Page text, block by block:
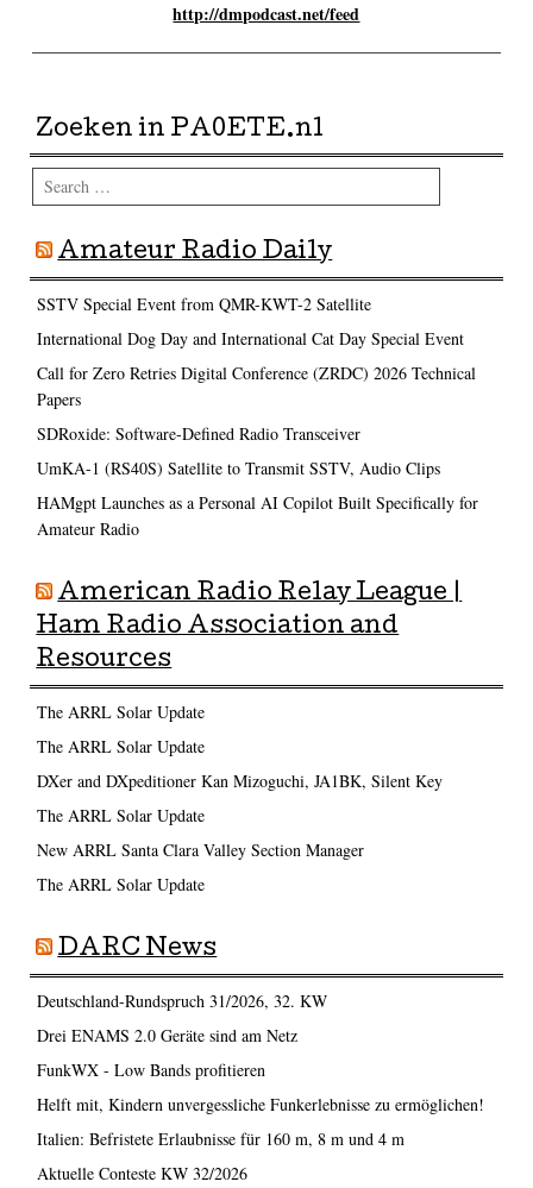
http://dmpodcast.net/feed
Zoeken in PA0ETE.nl
Search
Amateur Radio Daily
SSTV Special Event from QMR-KWT-2 Satellite
International Dog Day and International Cat Day Special Event
Call for Zero Retries Digital Conference (ZRDC) 2026 Technical
Papers
SDRoxide: Software-Defined Radio Transceiver
UmKA-1 (RS40S) Satellite to Transmit SSTV, Audio Clips
HAMgpt Launches as a Personal AI Copilot Built Specifically for
Amateur Radio
American Radio Relay League |
Ham Radio Association and
Resources
The ARRL Solar Update
The ARRL Solar Update
DXer and DXpeditioner Kan Mizoguchi, JA1BK, Silent Key
The ARRL Solar Update
New ARRL Santa Clara Valley Section Manager
The ARRL Solar Update
DARC News
Deutschland-Rundspruch 31/2026, 32. KW
Drei ENAMS 2.0 Geräte sind am Netz
FunkWX - Low Bands profitieren
Helft mit, Kindern unvergessliche Funkerlebnisse zu ermöglichen!
Italien: Befristete Erlaubnisse für 160 m, 8 m und 4 m
Aktuelle Conteste KW 32/2026